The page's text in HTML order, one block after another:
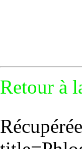
Retour à